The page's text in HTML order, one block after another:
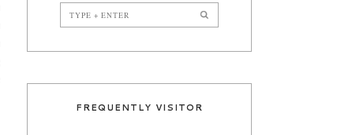
FREQUENTLY VISITOR